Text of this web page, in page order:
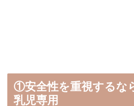
①安全性を重視するな
乳児専用